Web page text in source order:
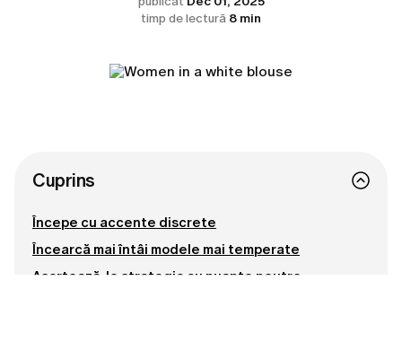
timp de lectură 8 min
Cuprins
Începe cu accente discrete
Încearcă mai întâi modele mai temperate
Asortează-le strategic cu nuanțe neutre